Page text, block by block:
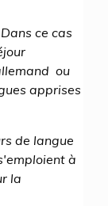
ce cas
ou
apprises
de langue
à
la